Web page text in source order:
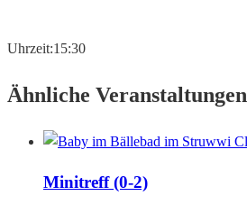
Uhrzeit:15:30
Ähnliche Veranstaltungen
Minitreff (0-2)